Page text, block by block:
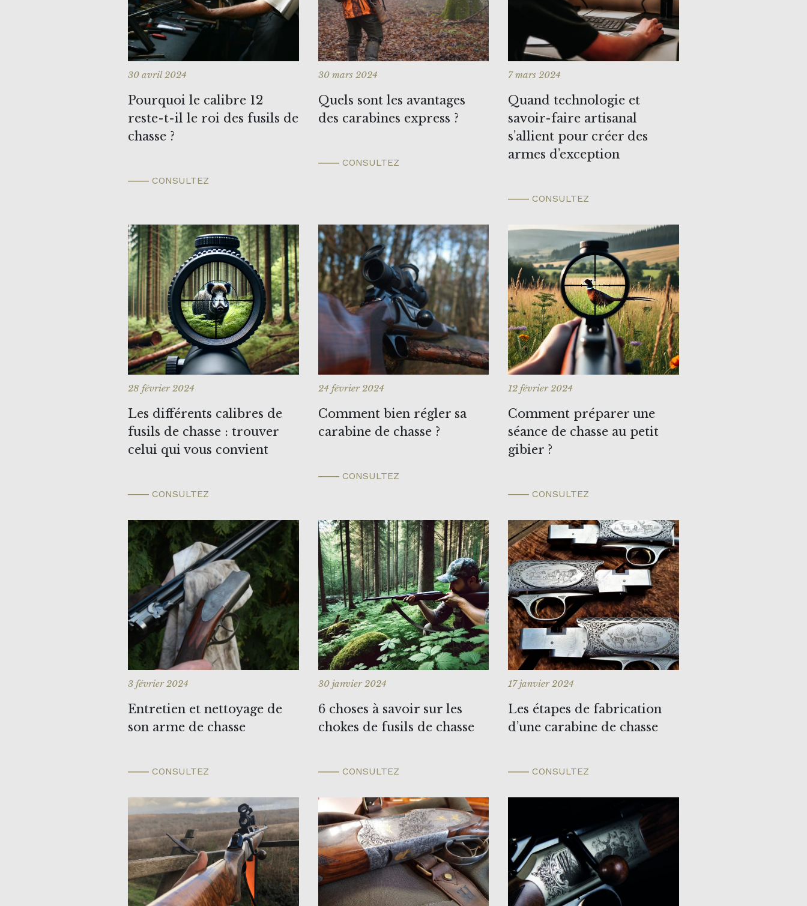
30 avril 2024
Pourquoi le calibre 12
reste-t-il le roi des fusils de
chasse ?
CONSULTEZ
30 mars 2024
Quels sont les avantages
des carabines express ?
CONSULTEZ
7 mars 2024
Quand technologie et
savoir-faire artisanal
s’allient pour créer des
armes d’exception
CONSULTEZ
28 février 2024
Les différents calibres de
fusils de chasse : trouver
celui qui vous convient
CONSULTEZ
24 février 2024
Comment bien régler sa
carabine de chasse ?
CONSULTEZ
12 février 2024
Comment préparer une
séance de chasse au petit
gibier ?
CONSULTEZ
3 février 2024
Entretien et nettoyage de
son arme de chasse
CONSULTEZ
30 janvier 2024
6 choses à savoir sur les
chokes de fusils de chasse
CONSULTEZ
17 janvier 2024
Les étapes de fabrication
d’une carabine de chasse
CONSULTEZ